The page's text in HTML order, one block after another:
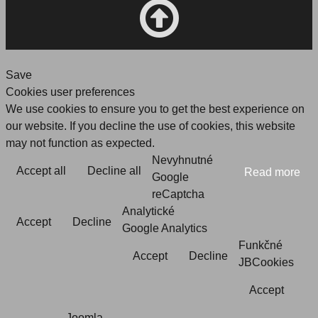
Save
Cookies user preferences
We use cookies to ensure you to get the best experience on
our website. If you decline the use of cookies, this website
may not function as expected.
Accept all Decline all Read more
Nevyhnutné
Google
reCaptcha
Accept Decline
Analytické
Google Analytics
Accept Decline
Funkčné
JBCookies
Accept